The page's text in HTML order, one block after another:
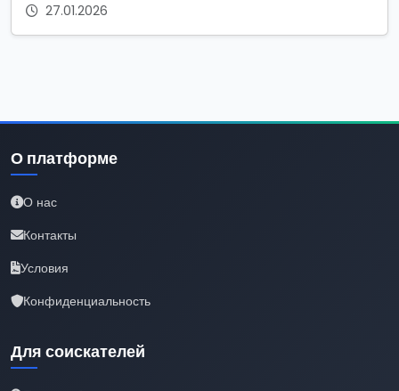
27.01.2026
О платформе
О нас
Контакты
Условия
Конфиденциальность
Для соискателей